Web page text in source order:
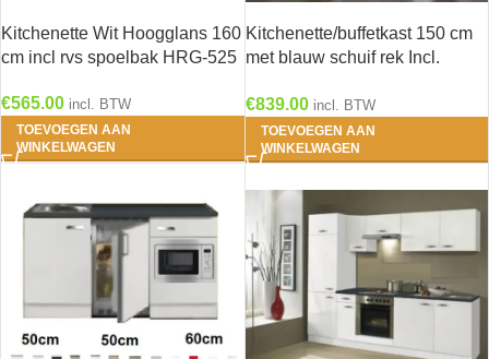
Kitchenette Wit Hoogglans 160
cm incl rvs spoelbak HRG-525
€565.00 incl. BTW
TOEVOEGEN AAN
WINKELWAGEN
Kitchenette/buffetkast 150 cm
met blauw schuif rek Incl.
koelkast + RVS spoelbak
KT156-9-365
€839.00 incl. BTW
TOEVOEGEN AAN
WINKELWAGEN